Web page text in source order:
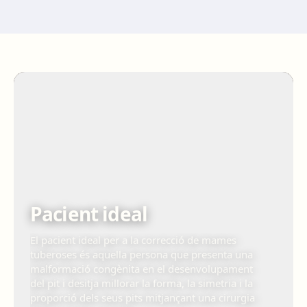
Pacient ideal
El pacient ideal per a la correcció de mames
tuberoses és aquella persona que presenta una
malformació congènita en el desenvolupament
del pit i desitja millorar la forma, la simetria i la
proporció dels seus pits mitjançant una cirurgia